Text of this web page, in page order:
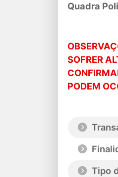
Quadra
SOFRER
PODEM
Tipo